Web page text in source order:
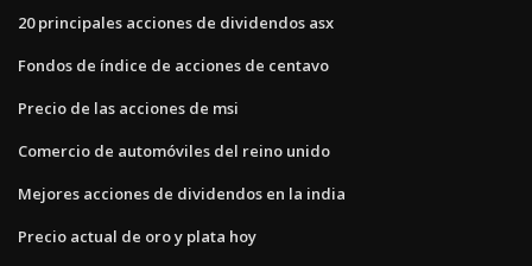
20 principales acciones de dividendos asx
Fondos de índice de acciones de centavo
Precio de las acciones de msi
Comercio de automóviles del reino unido
Mejores acciones de dividendos en la india
Precio actual de oro y plata hoy